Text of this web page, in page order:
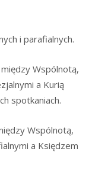
i parafialnych.
mię­dzy Wspól­no­tą,
a Kurią
spotkaniach.
Wspól­no­tą,
a Księ­dzem